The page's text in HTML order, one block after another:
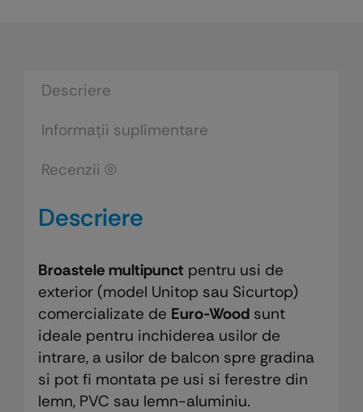
Descriere
Informații suplimentare
Recenzii (0)
Descriere
Broastele multipunct pentru usi de
exterior (model Unitop sau Sicurtop)
comercializate de Euro-Woodsunt
ideale pentru inchiderea usilor de
intrare, a usilor de balcon spre gradina
si pot fi montata pe usi si ferestre din
lemn, PVC sau lemn-aluminiu.